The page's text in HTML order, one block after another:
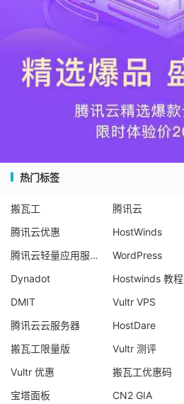
热门标签
搬瓦工 腾讯云
腾讯云优惠
HostWinds
腾讯云轻量应用服务器
WordPress
Dynadot
Hostwinds 教程
DMIT
Vultr VPS
腾讯云云服务器
HostDare
搬瓦工限量版
Vultr 测评
Vultr 优惠
搬瓦工优惠码
宝塔面板
CN2 GIA